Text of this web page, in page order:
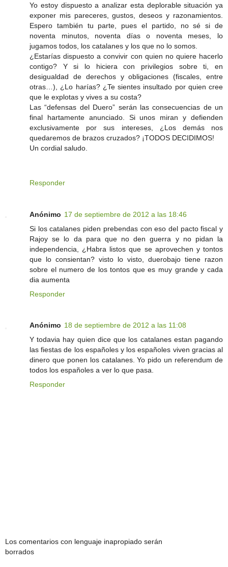
Yo estoy dispuesto a analizar esta deplorable situación ya
exponer mis pareceres, gustos, deseos y razonamientos.
Espero también tu parte, pues el partido, no sé si de
noventa minutos, noventa días o noventa meses, lo
jugamos todos, los catalanes y los que no lo somos.
¿Estarías dispuesto a convivir con quien no quiere hacerlo
contigo? Y si lo hiciera con privilegios sobre ti, en
desigualdad de derechos y obligaciones (fiscales, entre
otras…), ¿Lo harías? ¿Te sientes insultado por quien cree
que le explotas y vives a su costa?
Las “defensas del Duero” serán las consecuencias de un
final hartamente anunciado. Si unos miran y defienden
exclusivamente por sus intereses, ¿Los demás nos
quedaremos de brazos cruzados? ¡TODOS DECIDIMOS!
Un cordial saludo.
Responder
Anónimo 17 de septiembre de 2012 a las 18:46
Si los catalanes piden prebendas con eso del pacto fiscal y
Rajoy se lo da para que no den guerra y no pidan la
independencia, ¿Habra listos que se aprovechen y tontos
que lo consientan? visto lo visto, duerobajo tiene razon
sobre el numero de los tontos que es muy grande y cada
dia aumenta
Responder
Anónimo 18 de septiembre de 2012 a las 11:08
Y todavia hay quien dice que los catalanes estan pagando
las fiestas de los españoles y los españoles viven gracias al
dinero que ponen los catalanes. Yo pido un referendum de
todos los españoles a ver lo que pasa.
Responder
Los comentarios con lenguaje inapropiado serán
borrados